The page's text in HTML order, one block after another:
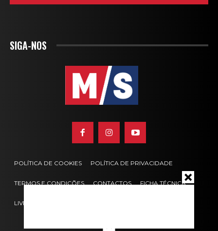
SIGA-NOS
POLÍTICA DE COOKIES POLÍTICA DE PRIVACIDADE
TERMOS E CONDIÇÕES CONTACTOS FICHA TÉCNICA
LIVRO DE RECLAMAÇÕES